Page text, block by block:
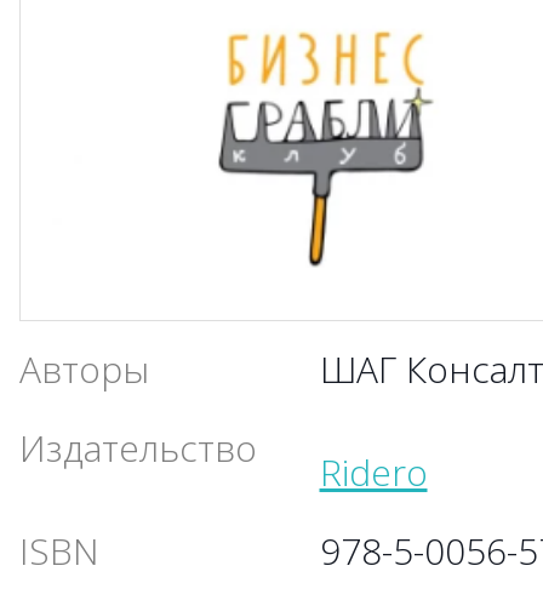
Авторы
ШАГ
Издательство
Ridero
ISBN
978-5-0056-